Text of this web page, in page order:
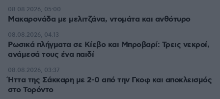
Μακαρονάδα με μελιτζάνα, ντομάτα και ανθότυρο
08.08.2026, 05:00
Ρωσικά πλήγματα σε Κίεβο και Μπροβαρί: Τρεις νεκροί,
ανάμεσά τους ένα παιδί
08.08.2026, 04:13
Ήττα της Σάκκαρη με 2-0 από την Γκοφ και αποκλεισμός
στο Τορόντο
08.08.2026, 03:37